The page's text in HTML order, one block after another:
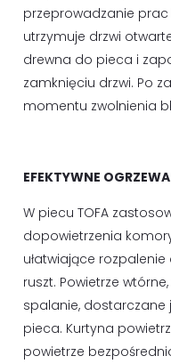
przeprowadzanie
utrzymuje drzwi
drewna do pieca i
zamknięciu drzwi. Po
momentu zwolnienia
EFEKTYWNE
W piecu TOFA
dopowietrzenia
ułatwiające
ruszt. Powietrze
spalanie, dostarczane
pieca. Kurtyna
powietrze